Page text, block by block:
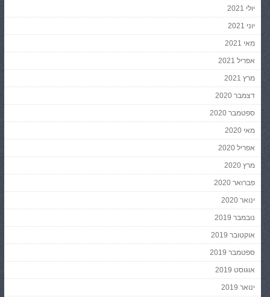
יולי 2021
יוני 2021
מאי 2021
אפריל 2021
מרץ 2021
דצמבר 2020
ספטמבר 2020
מאי 2020
אפריל 2020
מרץ 2020
פברואר 2020
ינואר 2020
נובמבר 2019
אוקטובר 2019
ספטמבר 2019
אוגוסט 2019
ינואר 2019